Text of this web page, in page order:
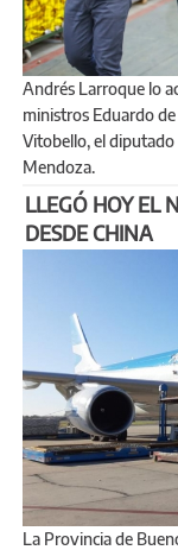
Andrés Larroque lo acompañó junto al gobernador Axel Kicillof, los
ministros Eduardo
Vitobello, el
Mendoza.
LLEGÓ HOY EL
DESDE CHINA
La Provincia de Buenos Aires sigue recibiendo elementos